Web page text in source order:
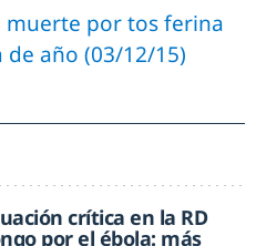
muerte por tos ferina
de año (03/12/15)
crítica en la RD
por el ébola: más